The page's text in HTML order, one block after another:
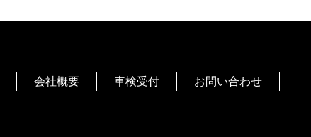
会社概要 車検受付 お問い合わせ